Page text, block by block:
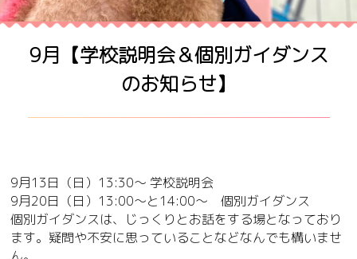
9月【学校説明会＆個別ガイダンス
のお知らせ】
9月13日（日）13:30〜 学校説明会
9月20日（日）13:00〜と14:00〜 個別ガイダンス
個別ガイダンスは、じっくりとお話をする場となっており
ます。疑問や不安に思っていることなどなんでも構いませ